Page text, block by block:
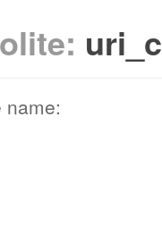
uri_c
name: